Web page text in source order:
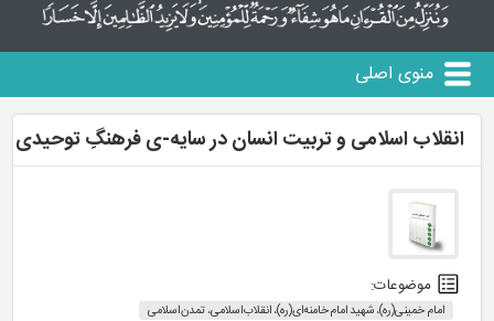
منوی اصلی
انقلاب اسلامی و تربیت انسان در سایه-ی فرهنگِ توحیدی
موضوعات:
امام خمینی(ره)، شهید امام خامنه‌ای(ره)، انقلاب اسلامی، تمدن اسلامی